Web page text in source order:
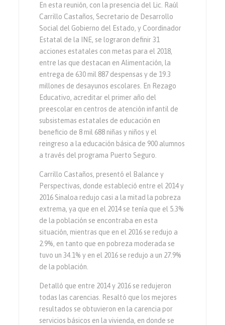
En esta reunión, con la presencia del Lic. Raúl
Carrillo Castaños, Secretario de Desarrollo
Social del Gobierno del Estado, y Coordinador
Estatal de la INE, se lograron definir 31
acciones estatales con metas para el 2018,
entre las que destacan en Alimentación, la
entrega de 630 mil 887 despensas y de 19.3
millones de desayunos escolares. En Rezago
Educativo, acreditar el primer año del
preescolar en centros de atención infantil de
subsistemas estatales de educación en
beneficio de 8 mil 688 niñas y niños y el
reingreso a la educación básica de 900 alumnos
a través del programa Puerto Seguro.
Carrillo Castaños, presentó el Balance y
Perspectivas, donde estableció entre el 2014 y
2016 Sinaloa redujo casi a la mitad la pobreza
extrema, ya que en el 2014 se tenía que el 5.3%
de la población se encontraba en esta
situación, mientras que en el 2016 se redujo a
2.9%, en tanto que en pobreza moderada se
tuvo un 34.1% y en el 2016 se redujo a un 27.9%
de la población.
Detalló que entre 2014 y 2016 se redujeron
todas las carencias. Resaltó que los mejores
resultados se obtuvieron en la carencia por
servicios básicos en la vivienda, en donde se